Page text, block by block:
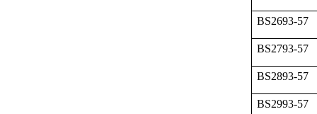
BS2693-57
BS2793-57
BS2893-57
BS2993-57